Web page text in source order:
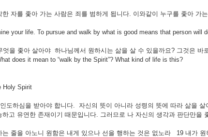
자를 좇아 가는 사람은 죄를 범하게 됩니다. 이와같이 누구를 좇아 가
your life. To pursue and walk by what is good means that person will
을 좇아 살아야 하나님께서 원하시는 삶을 살 수 있을까요? 그것은 바
does it mean to “walk by the Spirit”? What kind of life is this?
Spirit
하심을 받아야 합니다. 자신의 뜻이 아니라 성령의 뜻에 따라 삶을 살
고 유연한 존재이기 때문입니다. 그러므로 나 자신의 생각과 판단만을
줄을 아노니 원함은 내게 있으나 선을 행하는 것은 없노라 19 내가 원